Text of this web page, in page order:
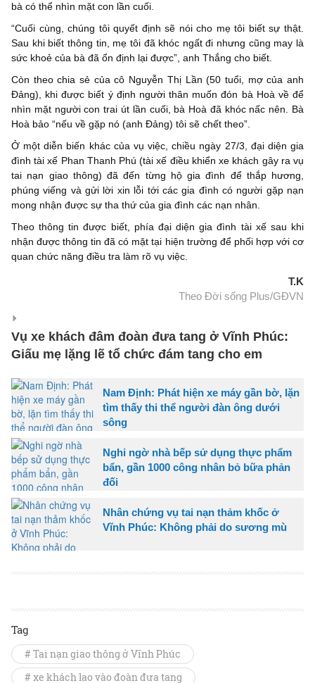
bà có thể nhìn mặt con lần cuối.
“Cuối cùng, chúng tôi quyết định sẽ nói cho mẹ tôi biết sự thật.
Sau khi biết thông tin, mẹ tôi đã khóc ngất đi nhưng cũng may là
sức khoẻ của bà đã ổn định lại được”, anh Thắng cho biết.
Còn theo chia sẻ của cô Nguyễn Thị Lần (50 tuổi, mợ của anh
Đảng), khi được biết ý định người thân muốn đón bà Hoà về để
nhìn mặt người con trai út lần cuối, bà Hoà đã khóc nấc nên. Bà
Hoà bảo “nếu về gặp nó (anh Đảng) tôi sẽ chết theo”.
Ở một diễn biến khác của vụ việc, chiều ngày 27/3, đại diện gia
đình tài xế Phan Thanh Phú (tài xế điều khiển xe khách gây ra vụ
tai nạn giao thông) đã đến từng hộ gia đình để thắp hương,
phúng viếng và gửi lời xin lỗi tới các gia đình có người gặp nạn
mong nhận được sự tha thứ của gia đình các nạn nhân.
Theo thông tin được biết, phía đại diện gia đình tài xế sau khi
nhận được thông tin đã có mặt tại hiện trường để phối hợp với cơ
quan chức năng điều tra làm rõ vụ việc.
T.K
Theo Đời sống Plus/GĐVN
Vụ xe khách đâm đoàn đưa tang ở Vĩnh Phúc:
Giấu mẹ lặng lẽ tổ chức đám tang cho em
Nam Định: Phát hiện xe máy gần bờ, lặn
tìm thấy thi thể người đàn ông dưới
sông
Nghi ngờ nhà bếp sử dụng thực phẩm
bẩn, gần 1000 công nhân bỏ bữa phản
đối
Nhân chứng vụ tai nạn thảm khốc ở
Vĩnh Phúc: Không phải do sương mù
Tag
# Tai nạn giao thông ở Vĩnh Phúc
# xe khách lao vào đoàn đưa tang